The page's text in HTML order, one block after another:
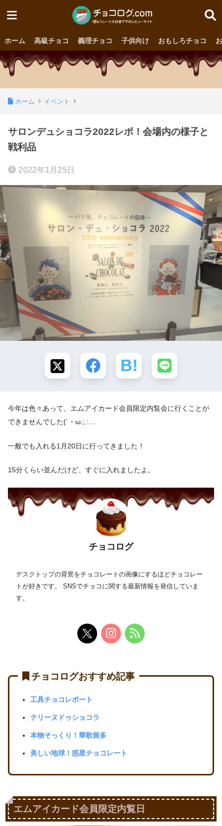
ホーム 高級チョコ 義理チョコ 子供向け おもしろチョコ
ホーム イベント
サロンデュショコラ2022レポ！会場内の様子と
戦利品
2022年1月25日
今年は色々あって、エムアイカード会員限定内覧会に行くことが
できませんでした(´・ω:;.:…
一般でも入れる1月20日に行ってきました！
15分くらい並んだけど、すぐに入れましたよ。
チョコログ
デスクトップの背景をチョコレートの画像にするほどチョコレー
トが好きです。 SNSでチョコに関する最新情報を発信していま
す。
チョコログおすすめ記事
工具チョコレポート
テリーヌドゥショコラ
本物そっくり！華歌留多
美しい地球！惑星チョコレート
エムアイカード会員限定内覧日